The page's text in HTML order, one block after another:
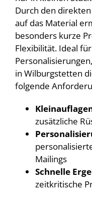
Durch den
auf das Material
besonders kurze
Flexibilität. Ideal
in Wilburgstetten
folgende
zusätzliche
Mailings
Schnelle
zeitkritische